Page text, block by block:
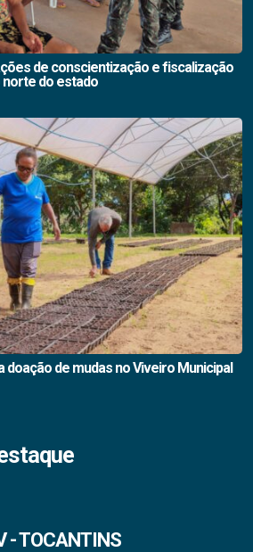
de conscientização e fiscalização
norte do estado
doação de mudas no Viveiro Municipal
- TOCANTINS